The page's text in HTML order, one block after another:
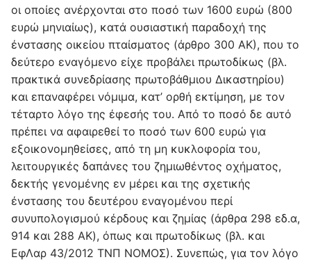
οι οποίες ανέρχονται στο ποσό των 1600 ευρώ (800
ευρώ μηνιαίως), κατά ουσιαστική παραδοχή της
ένστασης οικείου πταίσματος (άρθρο 300 ΑΚ), που το
δεύτερο εναγόμενο είχε προβάλει πρωτοδίκως (βλ.
πρακτικά συνεδρίασης πρωτοβάθμιου Δικαστηρίου)
και επαναφέρει νόμιμα, κατ’ ορθή εκτίμηση, με τον
τέταρτο λόγο της έφεσής του. Από το ποσό δε αυτό
πρέπει να αφαιρεθεί το ποσό των 600 ευρώ για
εξοικονομηθείσες, από τη μη κυκλοφορία του,
λειτουργικές δαπάνες του ζημιωθέντος οχήματος,
δεκτής γενομένης εν μέρει και της σχετικής
ένστασης του δευτέρου εναγομένου περί
συνυπολογισμού κέρδους και ζημίας (άρθρα 298 εδ.α,
914 και 288 AK), όπως και πρωτοδίκως (βλ. και
ΕφΛαρ 43/2012 ΤΝΠ ΝΟΜΟΣ). Συνεπώς, για τον λόγο